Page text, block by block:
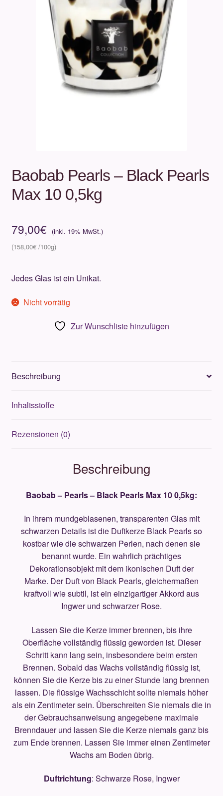
Baobab Pearls – Black Pearls
Max 10 0,5kg
79,00€
158,00€
Jedes Glas ist ein Unikat.
Nicht vorrätig
Zur Wunschliste hinzufügen
Beschreibung
Inhaltsstoffe
Rezensionen (0)
Beschreibung
Baobab – Pearls – Black Pearls Max 10 0,5kg:
In ihrem mundgeblasenen, transparenten Glas mit
schwarzen Details ist die Duftkerze Black Pearls so
kostbar wie die schwarzen Perlen, nach denen sie
benannt wurde. Ein wahrlich prächtiges
Dekorationsobjekt mit dem ikonischen Duft der
Marke. Der Duft von Black Pearls, gleichermaßen
kraftvoll wie subtil, ist ein einzigartiger Akkord aus
Ingwer und schwarzer Rose.
Lassen Sie die Kerze immer brennen, bis ihre
Oberfläche vollständig flüssig geworden ist. Dieser
Schritt kann lang sein, insbesondere beim ersten
Brennen. Sobald das Wachs vollständig flüssig ist,
können Sie die Kerze bis zu einer Stunde lang brennen
lassen. Die flüssige Wachsschicht sollte niemals höher
als ein Zentimeter sein. Überschreiten Sie niemals die in
der Gebrauchsanweisung angegebene maximale
Brenndauer und lassen Sie die Kerze niemals ganz bis
zum Ende brennen. Lassen Sie immer einen Zentimeter
Wachs am Boden übrig.
Duftrichtung: Schwarze Rose, Ingwer